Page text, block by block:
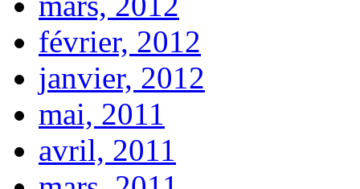
février, 2012
janvier, 2012
mai, 2011
avril, 2011